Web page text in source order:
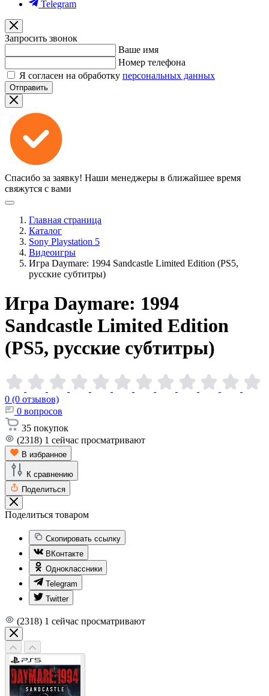
Telegram
Запросить звонок
Ваше имя
Номер телефона
Я согласен на обработку персональных данных
Отправить
Спасибо за заявку! Наши менеджеры в ближайшее время
свяжутся с вами
Главная страница
Каталог
Sony Playstation 5
Видеоигры
Игра Daymare: 1994 Sandcastle Limited Edition (PS5,
русские субтитры)
Игра Daymare: 1994
Sandcastle Limited Edition
(PS5, русские субтитры)
0 (0 отзывов)
0 вопросов
35 покупок
(2318) 1 сейчас просматривают
В избранное
К сравнению
Поделиться
Поделиться товаром
Скопировать ссылку
ВКонтакте
Одноклассники
Telegram
Twitter
(2318) 1 сейчас просматривают